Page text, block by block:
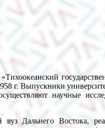
Выпускники
научные
Дальнего Востока,